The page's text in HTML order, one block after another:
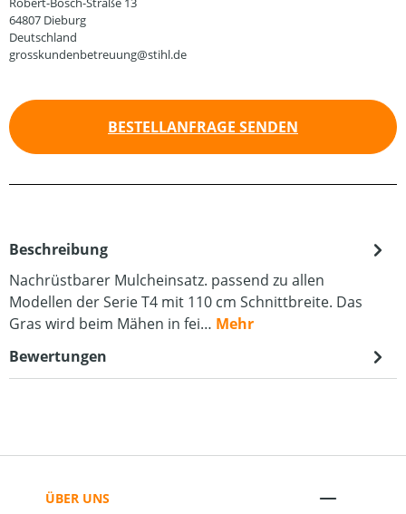
64807 Dieburg
Deutschland
grosskundenbetreuung@stihl.de
BESTELLANFRAGE SENDEN
Beschreibung
Nachrüstbarer Mulcheinsatz. passend zu allen
Modellen der Serie T4 mit 110 cm Schnittbreite. Das
Gras wird beim Mähen in fei… Mehr
Bewertungen
ÜBER UNS